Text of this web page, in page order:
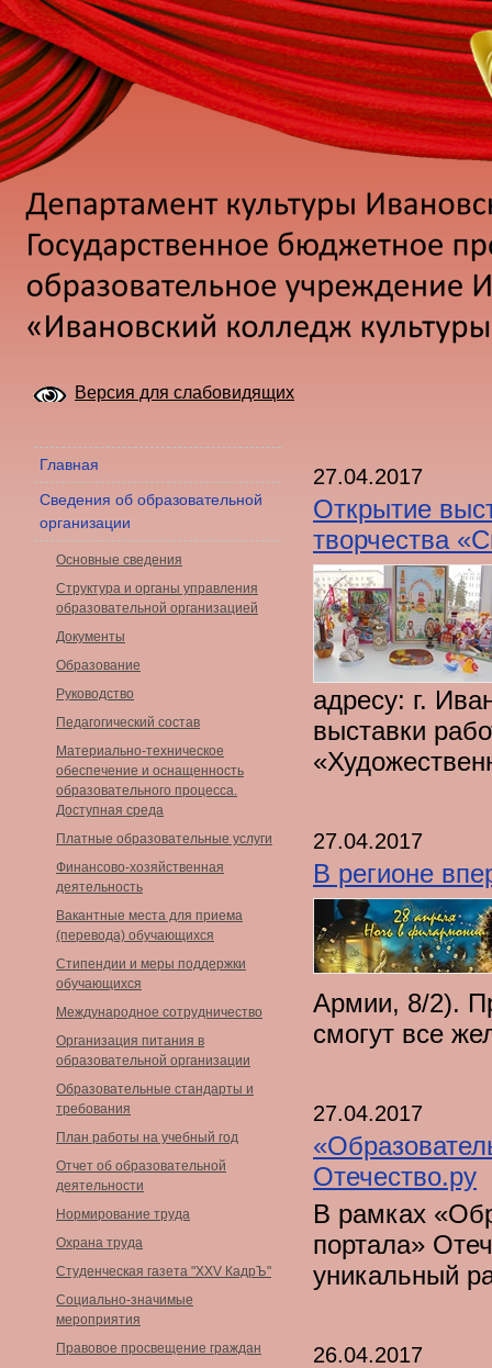
Версия для слабовидящих
Главная
Сведения об образовательной
организации
Основные сведения
Структура и органы управления
образовательной организацией
Документы
Образование
Руководство
Педагогический состав
Материально-техническое
обеспечение и оснащенность
образовательного процесса.
Доступная среда
Платные образовательные услуги
Финансово-хозяйственная
деятельность
Вакантные места для приема
(перевода) обучающихся
Стипендии и меры поддержки
обучающихся
Международное сотрудничество
Организация питания в
образовательной организации
Образовательные стандарты и
требования
План работы на учебный год
Отчет об образовательной
деятельности
Нормирование труда
Охрана труда
Студенческая газета "XXV КадрЪ"
Социально-значимые
мероприятия
Правовое просвещение граждан
27.04.2017
Открытие
творчества
адресу: г.
выставки
27.04.2017
В регионе
Армии, 8/2).
смогут все
27.04.2017
Отечество.ру
В рамках
портала»
уникальный
26.04.2017